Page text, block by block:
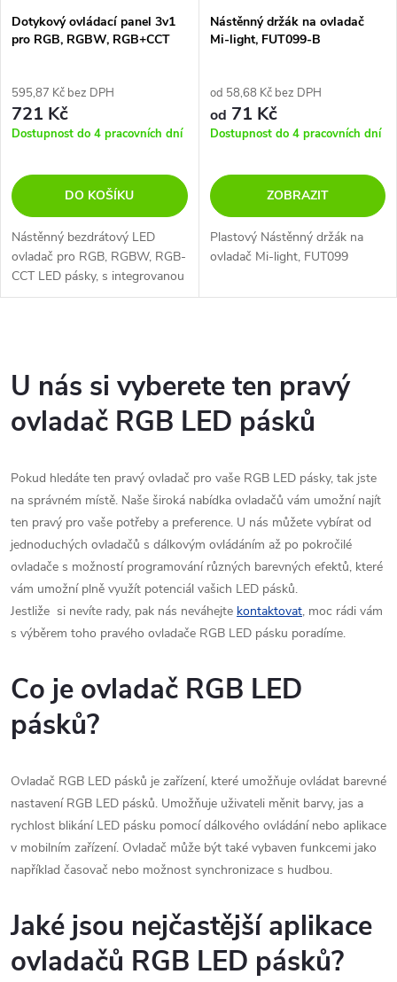
Dotykový ovládací panel 3v1
pro RGB, RGBW, RGB+CCT
595,87 Kč bez DPH
721 Kč
Dostupnost do 4 pracovních dní
DO KOŠÍKU
Nástěnný bezdrátový LED
ovladač pro RGB, RGBW, RGB-
CCT LED pásky, s integrovanou
řídící jednotkou.
Nástěnný držák na ovladač
Mi-light, FUT099-B
od 58,68 Kč bez DPH
od 71 Kč
Dostupnost do 4 pracovních dní
ZOBRAZIT
Plastový Nástěnný držák na
ovladač Mi-light, FUT099
v
l
d
a
c
í
p
r
v
k
y
v
ý
p
i
s
U nás si vyberete ten pravý
ovladač RGB LED pásků
Pokud hledáte ten pravý ovladač pro vaše RGB LED pásky, tak jste
na správném místě. Naše široká nabídka ovladačů vám umožní najít
ten pravý pro vaše potřeby a preference. U nás můžete vybírat od
jednoduchých ovladačů s dálkovým ovládáním až po pokročilé
ovladače s možností programování různých barevných efektů, které
vám umožní plně využít potenciál vašich LED pásků.
Jestliže si nevíte rady, pak nás neváhejte kontaktovat, moc rádi vám
s výběrem toho pravého ovladače RGB LED pásku poradíme.
Co je ovladač RGB LED
pásků?
Ovladač RGB LED pásků je zařízení, které umožňuje ovládat barevné
nastavení RGB LED pásků. Umožňuje uživateli měnit barvy, jas a
rychlost blikání LED pásku pomocí dálkového ovládání nebo aplikace
v mobilním zařízení. Ovladač může být také vybaven funkcemi jako
například časovač nebo možnost synchronizace s hudbou.
Jaké jsou nejčastější aplikace
ovladačů RGB LED pásků?